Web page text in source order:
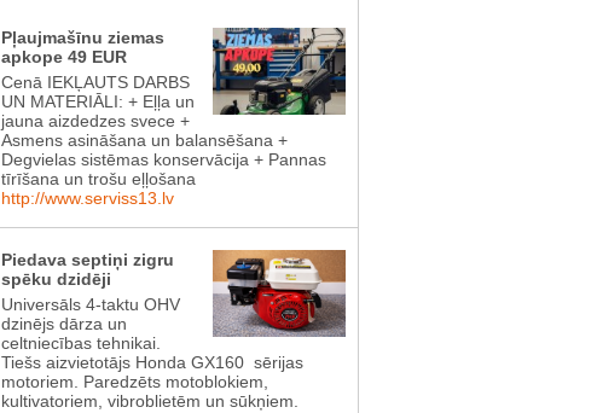
Pļaujmašīnu ziemas
apkope 49 EUR
Cenā IEKĻAUTS DARBS
UN MATERIĀLI: + Eļļa un
jauna aizdedzes svece +
Asmens asināšana un balansēšana +
Degvielas sistēmas konservācija + Pannas
tīrīšana un trošu eļļošana
http://www.serviss13.lv
Piedava septiņi zigru
spēku dzidēji
Universāls 4-taktu OHV
dzinējs dārza un
celtniecības tehnikai.
Tiešs aizvietotājs Honda GX160 sērijas
motoriem. Paredzēts motoblokiem,
kultivatoriem, vibroblietēm un sūkņiem.